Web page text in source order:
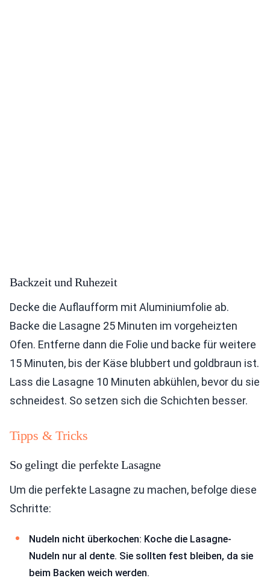
Backzeit und Ruhezeit
Decke die Auflaufform mit Aluminiumfolie ab.
Backe die Lasagne 25 Minuten im vorgeheizten
Ofen. Entferne dann die Folie und backe für weitere
15 Minuten, bis der Käse blubbert und goldbraun ist.
Lass die Lasagne 10 Minuten abkühlen, bevor du sie
schneidest. So setzen sich die Schichten besser.
Tipps & Tricks
So gelingt die perfekte Lasagne
Um die perfekte Lasagne zu machen, befolge diese
Schritte:
Nudeln nicht überkochen: Koche die Lasagne-
Nudeln nur al dente. Sie sollten fest bleiben, da sie
beim Backen weich werden.